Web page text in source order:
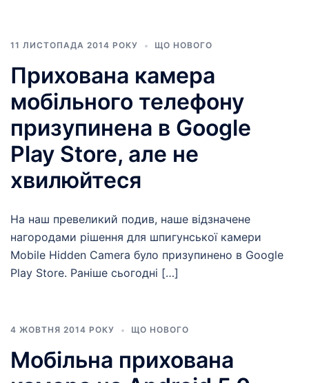
11 ЛИСТОПАДА 2014 РОКУ ЩО НОВОГО
Прихована камера
мобільного телефону
призупинена в Google
Play Store, але не
хвилюйтеся
На наш превеликий подив, наше відзначене
нагородами рішення для шпигунської камери
Mobile Hidden Camera було призупинено в Google
Play Store. Раніше сьогодні […]
4 ЖОВТНЯ 2014 РОКУ ЩО НОВОГО
Мобільна прихована